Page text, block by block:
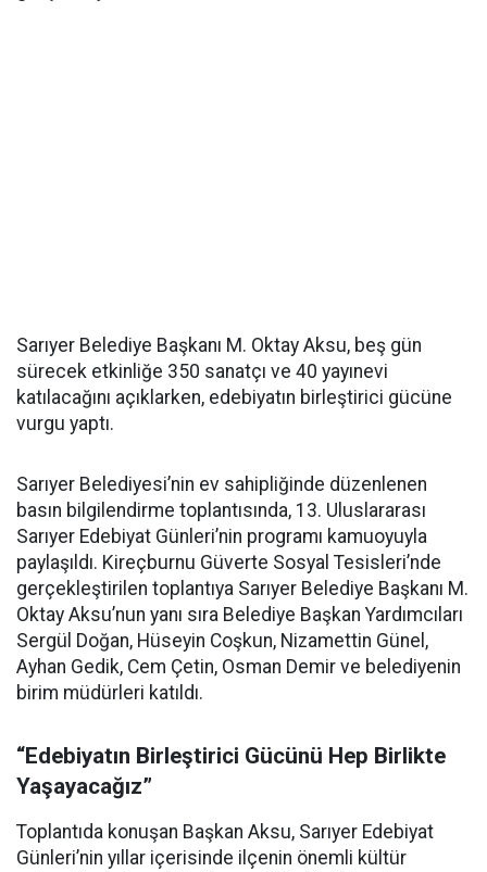
Sarıyer Belediye Başkanı M. Oktay Aksu, beş gün
sürecek etkinliğe 350 sanatçı ve 40 yayınevi
katılacağını açıklarken, edebiyatın birleştirici gücüne
vurgu yaptı.
Sarıyer Belediyesi’nin ev sahipliğinde düzenlenen
basın bilgilendirme toplantısında, 13. Uluslararası
Sarıyer Edebiyat Günleri’nin programı kamuoyuyla
paylaşıldı. Kireçburnu Güverte Sosyal Tesisleri’nde
gerçekleştirilen toplantıya Sarıyer Belediye Başkanı M.
Oktay Aksu’nun yanı sıra Belediye Başkan Yardımcıları
Sergül Doğan, Hüseyin Coşkun, Nizamettin Günel,
Ayhan Gedik, Cem Çetin, Osman Demir ve belediyenin
birim müdürleri katıldı.
“Edebiyatın Birleştirici Gücünü Hep Birlikte
Yaşayacağız”
Toplantıda konuşan Başkan Aksu, Sarıyer Edebiyat
Günleri’nin yıllar içerisinde ilçenin önemli kültür